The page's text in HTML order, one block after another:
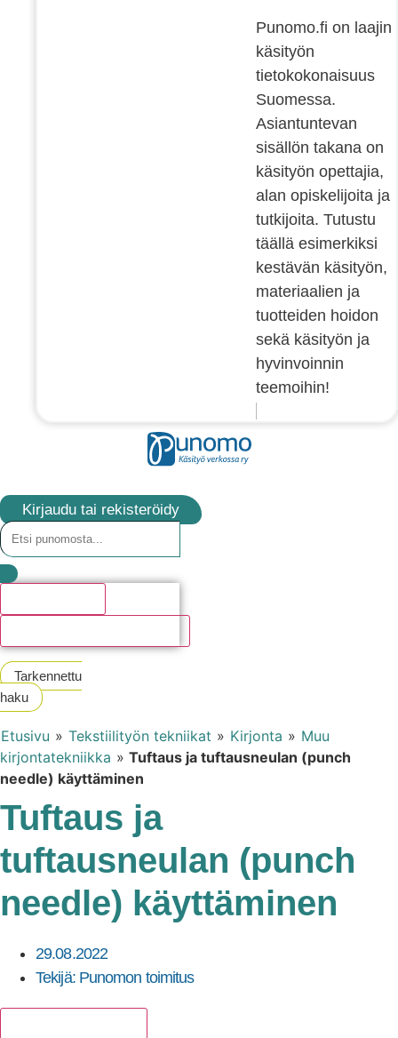
Punomo.fi on laajin
käsityön
tietokokonaisuus
Suomessa.
Asiantuntevan
sisällön takana on
käsityön opettajia,
alan opiskelijoita ja
tutkijoita. Tutustu
täällä esimerkiksi
kestävän käsityön,
materiaalien ja
tuotteiden hoidon
sekä käsityön ja
hyvinvoinnin
teemoihin!
Kirjaudu tai rekisteröidy
Tarkennettu
haku
Etusivu » Tekstiilityön tekniikat » Kirjonta » Muu
kirjontatekniikka » Tuftaus ja tuftausneulan (punch
needle) käyttäminen
Tuftaus ja
tuftausneulan (punch
needle) käyttäminen
29.08.2022
Tekijä:Punomon toimitus